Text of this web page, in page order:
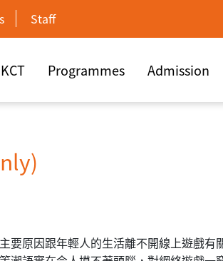
Staff
Programmes Admission
要原因跟年輕人的生活離不開線上遊戲